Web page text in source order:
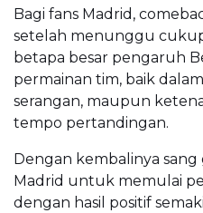
Bagi fans Madrid,
setelah menunggu
betapa besar pengaruh
permainan tim, baik
serangan, maupun
tempo pertandingan.
Dengan kembalinya
Madrid untuk memulai
dengan hasil positif